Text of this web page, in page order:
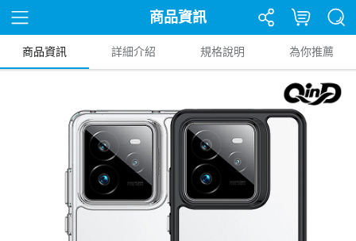
商品資訊
商品資訊 詳細介紹 規格說明 為你推薦